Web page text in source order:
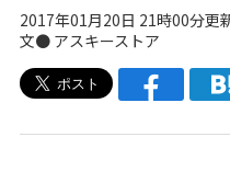
2017年01月20日 21時00分更
文● アスキーストア